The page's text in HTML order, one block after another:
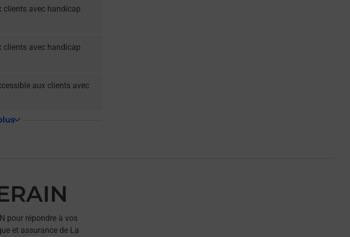
clients avec handicap
clients avec handicap
aux clients avec
pour répondre à vos
et assurance de La